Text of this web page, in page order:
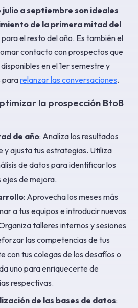
julio a septiembre son ideales
de la primera mitad del
el resto del año. Es también el
contacto con prospectos que
en el 1er semestre y
pararelanzar las conversaciones.
la prospección BtoB
de año: Analiza los resultados
y ajusta tus estrategias. Utiliza
de datos para identificar los
de mejora.
: Aprovecha los meses más
a tus equipos e introducir nuevas
talleres internos y sesiones
las competencias de tus
con tus colegas de los desafíos o
uno para enriquecerte de
respectivas.
de las bases de datos: